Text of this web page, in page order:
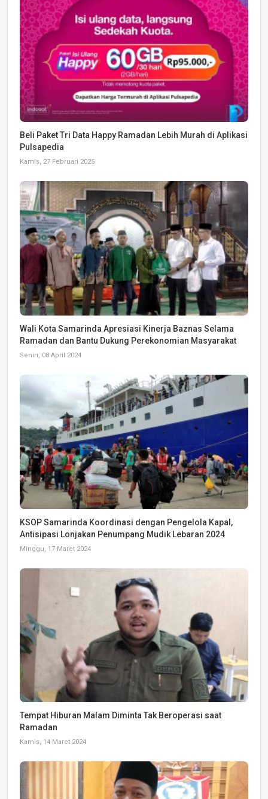
Beli Paket Tri Data Happy Ramadan Lebih Murah di Aplikasi
Pulsapedia
Kamis, 27 Februari 2025
Wali Kota Samarinda Apresiasi Kinerja Baznas Selama
Ramadan dan Bantu Dukung Perekonomian Masyarakat
Senin, 08 April 2024
KSOP Samarinda Koordinasi dengan Pengelola Kapal,
Antisipasi Lonjakan Penumpang Mudik Lebaran 2024
Minggu, 17 Maret 2024
Tempat Hiburan Malam Diminta Tak Beroperasi saat
Ramadan
Kamis, 14 Maret 2024